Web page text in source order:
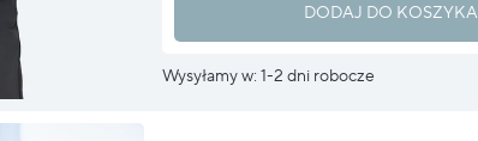
DODAJ DO KOSZYKA
Wysyłamy w: 1-2 dni robocze